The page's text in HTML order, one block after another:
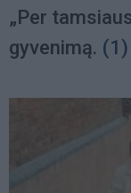
„Per
gyvenimą. (1)